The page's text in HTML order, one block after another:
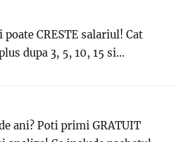
CRESTE salariul! Cat
dupa 3, 5, 10, 15 si...
ani? Poti primi GRATUIT